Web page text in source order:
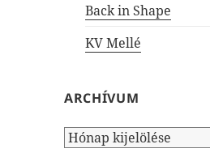
Back in Shape
KV Mellé
ARCHÍVUM
Archívum